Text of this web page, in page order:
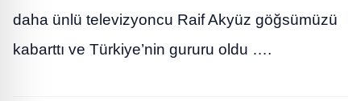
daha ünlü televizyoncu Raif Akyüz göğsümüzü
kabarttı ve Türkiye’nin gururu oldu ….